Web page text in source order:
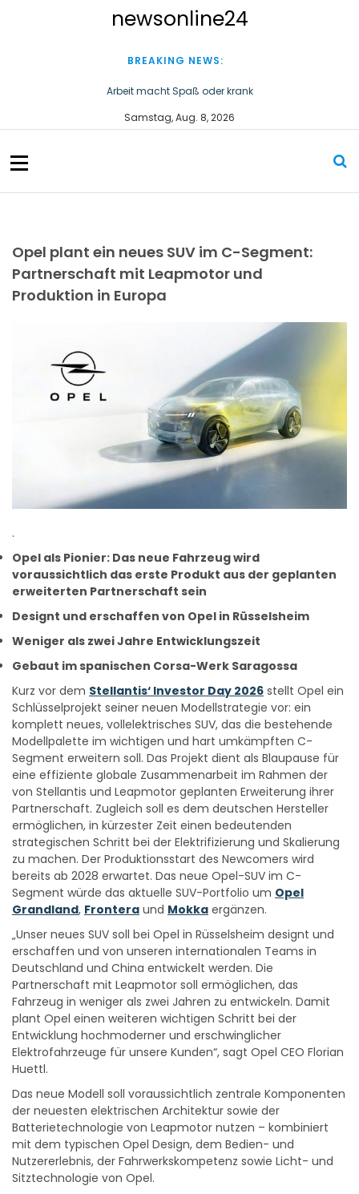
o
n
newsonline24
BREAKING NEWS:
Arbeit macht Spaß oder krank
Wirtschaftsstaatssekretär Thomas Dörflinger besucht
Handwerksbetrieb im Kammerbezirk Freiburg
Samstag, Aug. 8, 2026
Opel plant ein neues SUV im C-Segment:
Partnerschaft mit Leapmotor und
Produktion in Europa
.
Opel als Pionier: Das neue Fahrzeug wird
voraussichtlich das erste Produkt aus der geplanten
erweiterten Partnerschaft sein
Designt und erschaffen von Opel in Rüsselsheim
Weniger als zwei Jahre Entwicklungszeit
Gebaut im spanischen Corsa-Werk Saragossa
Kurz vor dem Stellantis‘ Investor Day 2026 stellt Opel ein
Schlüsselprojekt seiner neuen Modellstrategie vor: ein
komplett neues, vollelektrisches SUV, das die bestehende
Modellpalette im wichtigen und hart umkämpften C-
Segment erweitern soll. Das Projekt dient als Blaupause für
eine effiziente globale Zusammenarbeit im Rahmen der
von Stellantis und Leapmotor geplanten Erweiterung ihrer
Partnerschaft. Zugleich soll es dem deutschen Hersteller
ermöglichen, in kürzester Zeit einen bedeutenden
strategischen Schritt bei der Elektrifizierung und Skalierung
zu machen. Der Produktionsstart des Newcomers wird
bereits ab 2028 erwartet. Das neue Opel-SUV im C-
Segment würde das aktuelle SUV-Portfolio um Opel
Grandland, Frontera und Mokka ergänzen.
„Unser neues SUV soll bei Opel in Rüsselsheim designt und
erschaffen und von unseren internationalen Teams in
Deutschland und China entwickelt werden. Die
Partnerschaft mit Leapmotor soll ermöglichen, das
Fahrzeug in weniger als zwei Jahren zu entwickeln. Damit
plant Opel einen weiteren wichtigen Schritt bei der
Entwicklung hochmoderner und erschwinglicher
Elektrofahrzeuge für unsere Kunden“, sagt Opel CEO Florian
Huettl.
Das neue Modell soll voraussichtlich zentrale Komponenten
der neuesten elektrischen Architektur sowie der
Batterietechnologie von Leapmotor nutzen – kombiniert
mit dem typischen Opel Design, dem Bedien- und
Nutzererlebnis, der Fahrwerkskompetenz sowie Licht- und
Sitztechnologie von Opel.